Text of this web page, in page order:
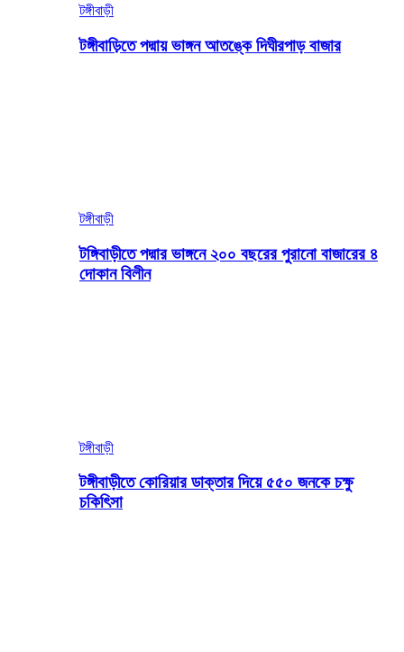
টঙ্গীবাড়ী
টঙ্গীবাড়িতে পদ্মায় ভাঙ্গন আতঙ্কে দিঘীরপাড় বাজার
টঙ্গীবাড়ী
টঙ্গিবাড়ীতে পদ্মার ভাঙ্গনে ২০০ বছরের পুরানো বাজারের ৪
দোকান বিলীন
টঙ্গীবাড়ী
টঙ্গীবাড়ীতে কোরিয়ার ডাক্তার দিয়ে ৫৫০ জনকে চক্ষু
চকিৎিসা